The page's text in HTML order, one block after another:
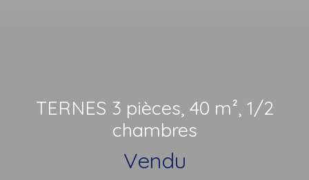
TERNES 3 pièces, 40 m², 1/2
chambres
Vendu